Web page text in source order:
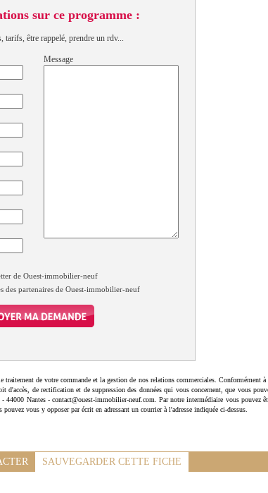
sur ce programme :
tarifs, être rappelé, prendre un rdv...
Message
de Ouest-immobilier-neuf
des partenaires de Ouest-immobilier-neuf
de votre commande et la gestion de nos relations commerciales. Conformément à
de rectification et de suppression des données qui vous concernent, que vous
44000 Nantes - contact@ouest-immobilier-neuf.com. Par notre intermédiaire vous pouvez
vous y opposer par écrit en adressant un courrier à l'adresse indiquée ci-dessus.
SAUVEGARDER CETTE FICHE